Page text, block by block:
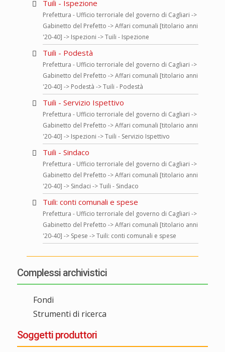
Tuili - Ispezione
Prefettura - Ufficio terroriale del governo di Cagliari ->
Gabinetto del Prefetto -> Affari comunali [titolario anni
'20-40] -> Ispezioni -> Tuili - Ispezione
Tuili - Podestà
Prefettura - Ufficio terroriale del governo di Cagliari ->
Gabinetto del Prefetto -> Affari comunali [titolario anni
'20-40] -> Podestà -> Tuili - Podestà
Tuili - Servizio Ispettivo
Prefettura - Ufficio terroriale del governo di Cagliari ->
Gabinetto del Prefetto -> Affari comunali [titolario anni
'20-40] -> Ispezioni -> Tuili - Servizio Ispettivo
Tuili - Sindaco
Prefettura - Ufficio terroriale del governo di Cagliari ->
Gabinetto del Prefetto -> Affari comunali [titolario anni
'20-40] -> Sindaci -> Tuili - Sindaco
Tuili: conti comunali e spese
Prefettura - Ufficio terroriale del governo di Cagliari ->
Gabinetto del Prefetto -> Affari comunali [titolario anni
'20-40] -> Spese -> Tuili: conti comunali e spese
Complessi archivistici
Fondi
Strumenti di ricerca
Soggetti produttori